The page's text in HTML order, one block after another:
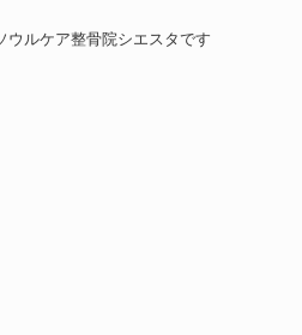
ルケア整骨院シエスタです